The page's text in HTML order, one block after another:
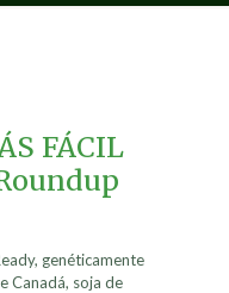
FÁCIL
genéticamente
Canadá, soja de